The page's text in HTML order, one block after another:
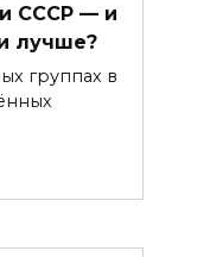
СССР — и
лучше?
группах в